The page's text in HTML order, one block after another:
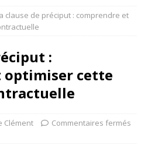
clause de préciput : comprendre et
:
optimiser cette
Clément Commentaires fermés